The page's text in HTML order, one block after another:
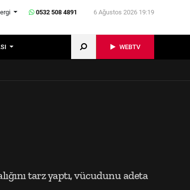
0532 508 4891 6 Ağustos 2026 19:19
WEBTV
tarz yaptı, vücudunu adeta